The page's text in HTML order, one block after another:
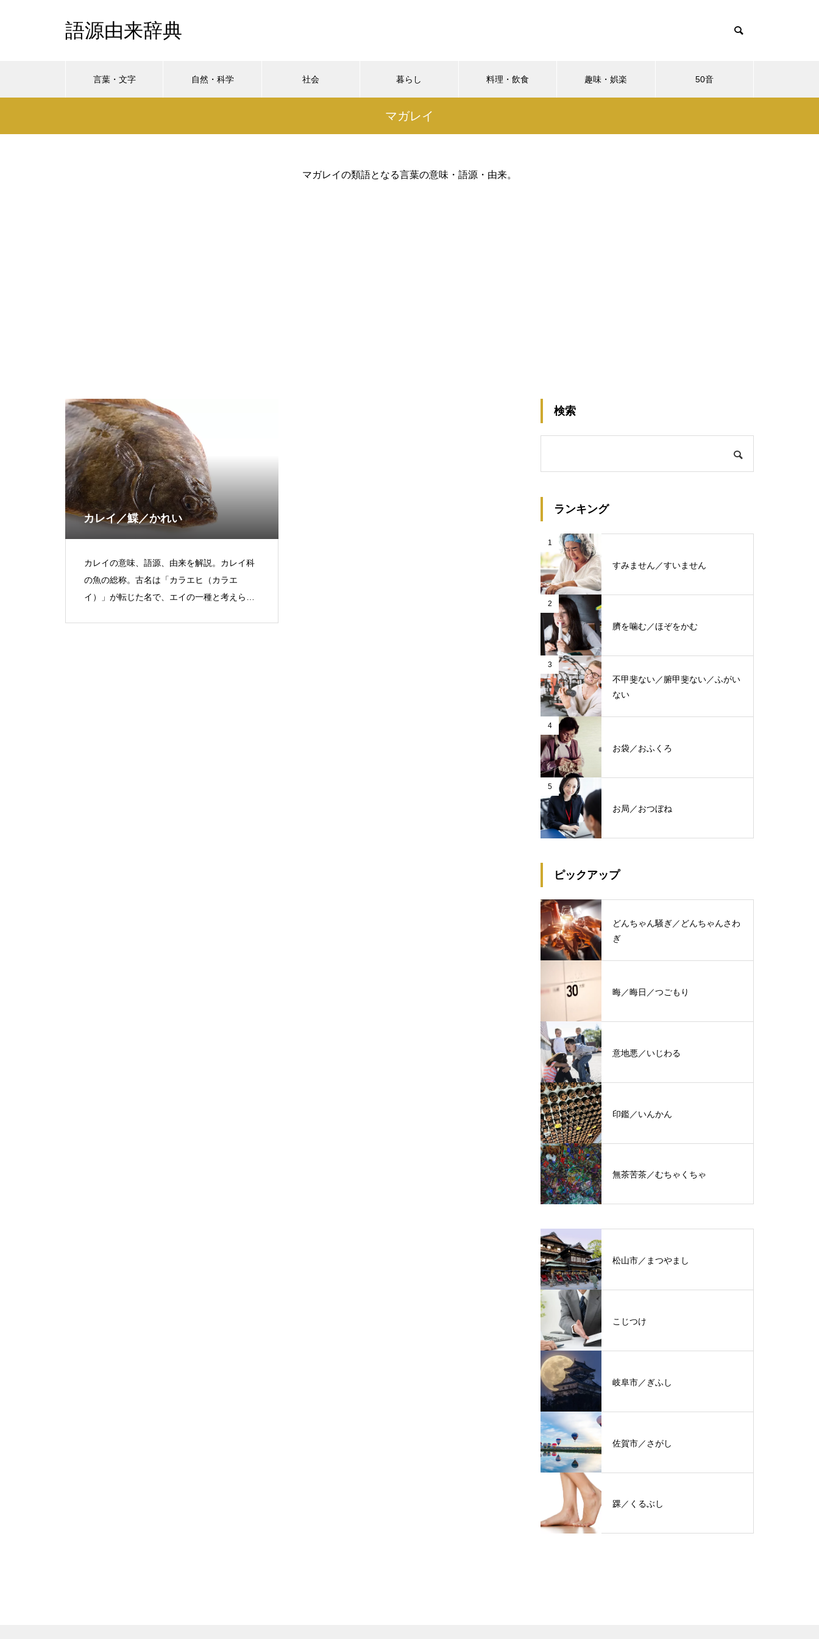
語源由来辞典
言葉・文字 自然・科学 社会 暮らし 料理・飲食 趣味・娯楽 50音
マガレイ
マガレイの類語となる言葉の意味・語源・由来。
カレイ／鰈／かれい
カレイの意味、語源、由来を解説。カレイ科
の魚の総称。古名は「カラエヒ（カラエ
イ）」が転じた名で、エイの一種と考えられ
検索
ランキング
1
すみません／すいません
2
臍を噛む／ほぞをかむ
3
不甲斐ない／腑甲斐ない／ふがい
ない
4
お袋／おふくろ
5
お局／おつぼね
ピックアップ
どんちゃん騒ぎ／どんちゃんさわ
ぎ
晦／晦日／つごもり
意地悪／いじわる
印鑑／いんかん
無茶苦茶／むちゃくちゃ
松山市／まつやまし
こじつけ
岐阜市／ぎふし
佐賀市／さがし
踝／くるぶし